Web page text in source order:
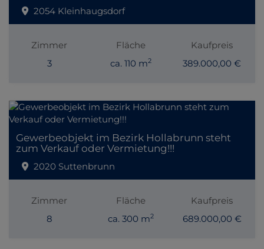
2054 Kleinhaugsdorf
Zimmer
3
Fläche
ca. 110 m2
Kaufpreis
389.000,00 €
Gewerbeobjekt im Bezirk Hollabrunn steht
zum Verkauf oder Vermietung!!!
2020 Suttenbrunn
Zimmer
8
Fläche
ca. 300 m2
Kaufpreis
689.000,00 €